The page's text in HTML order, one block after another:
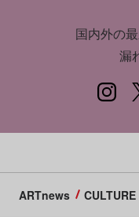
国内外の
漏
ARTnews CULTURE